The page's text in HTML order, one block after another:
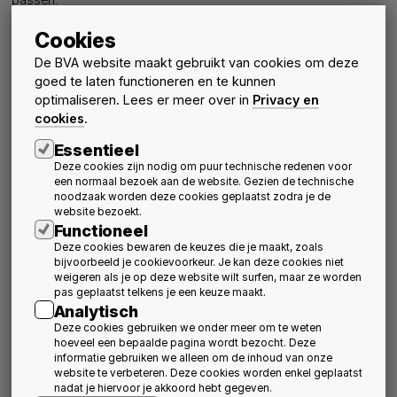
Cookies
De BVA website maakt gebruikt van cookies om deze
goed te laten functioneren en te kunnen
optimaliseren. Lees er meer over in Privacy en
cookies.
Essentieel
Deze cookies zijn nodig om puur technische redenen voor
een normaal bezoek aan de website. Gezien de technische
noodzaak worden deze cookies geplaatst zodra je de
website bezoekt.
Functioneel
Deze cookies bewaren de keuzes die je maakt, zoals
bijvoorbeeld je cookievoorkeur. Je kan deze cookies niet
weigeren als je op deze website wilt surfen, maar ze worden
pas geplaatst telkens je een keuze maakt.
Analytisch
Deze cookies gebruiken we onder meer om te weten
hoeveel een bepaalde pagina wordt bezocht. Deze
informatie gebruiken we alleen om de inhoud van onze
website te verbeteren. Deze cookies worden enkel geplaatst
nadat je hiervoor je akkoord hebt gegeven.
dat u dit in de mate van het mogelijke probeert rond te krijgen
tegen de inwerkingtreding van de GDPR op 25 mei 2018, heeft
de GDPR ook een aantal operationele gevolgen. Uw
medewerkers moeten weten hoe zij vertrouwelijk moeten
omspringen met persoonsgegevens en uw lokalen en IT-
systemen moeten zo goed mogelijk beveiligd worden om verlies
van of onrechtmatige toegang tot persoonsgegevens te
vermijden.
Ook de beroepsvereniging zal deze GDPR-oefening moeten
verrichtenmet betrekking tot de persoonsgegevens die zij
verzamelt. Daarnaast kan zij eventueel denken aan het opstellen
van een “gedragscode”. Aangezien vele verplichtingen uit de
GDPR vrij vaag zijn, is immers voorzien in de mogelijkheid voor
verenigingen die een bepaalde groep van
verwerkingsverantwoordelijken vertegenwoordigen om de
praktische toepassing van de GDPR binnen een bepaalde
sector te verduidelijken.
Bijdrage door: Sara Cockx en Dave Mertens - Schoups Advocaten